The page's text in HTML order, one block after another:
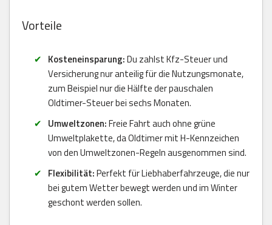
Vorteile
Kosteneinsparung:Du zahlst Kfz-Steuer und
Versicherung nur anteilig für die Nutzungsmonate,
zum Beispiel nur die Hälfte der pauschalen
Oldtimer-Steuer bei sechs Monaten.
Umweltzonen:Freie Fahrt auch ohne grüne
Umweltplakette, da Oldtimer mit H-Kennzeichen
von den Umweltzonen-Regeln ausgenommen sind.
Flexibilität:Perfekt für Liebhaberfahrzeuge, die nur
bei gutem Wetter bewegt werden und im Winter
geschont werden sollen.